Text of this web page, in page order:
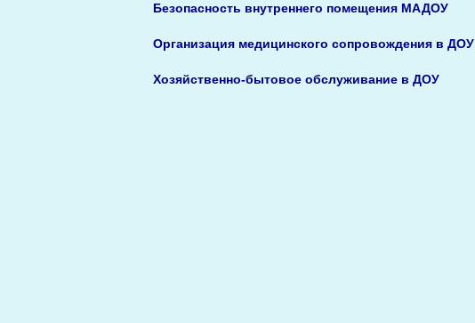
Безопасность внутреннего помещения МАДОУ
Организация медицинского сопровождения в ДОУ
Хозяйственно-бытовое обслуживание в ДОУ